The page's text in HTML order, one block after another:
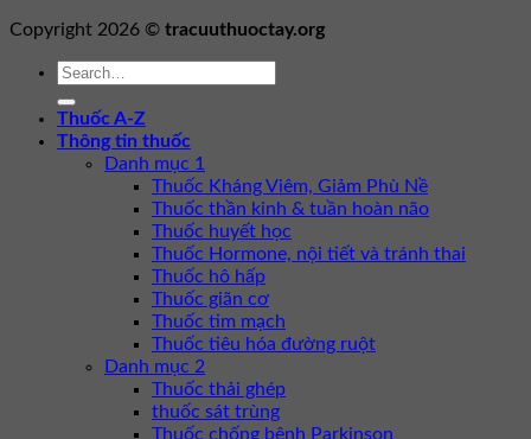
Copyright 2026 © tracuuthuoctay.org
Thuốc A-Z
Thông tin thuốc
Danh mục 1
Thuốc Kháng Viêm, Giảm Phù Nề
Thuốc thần kinh & tuần hoàn não
Thuốc huyết học
Thuốc Hormone, nội tiết và tránh thai
Thuốc hô hấp
Thuốc giãn cơ
Thuốc tim mạch
Thuốc tiêu hóa đường ruột
Danh mục 2
Thuốc thải ghép
thuốc sát trùng
Thuốc chống bệnh Parkinson